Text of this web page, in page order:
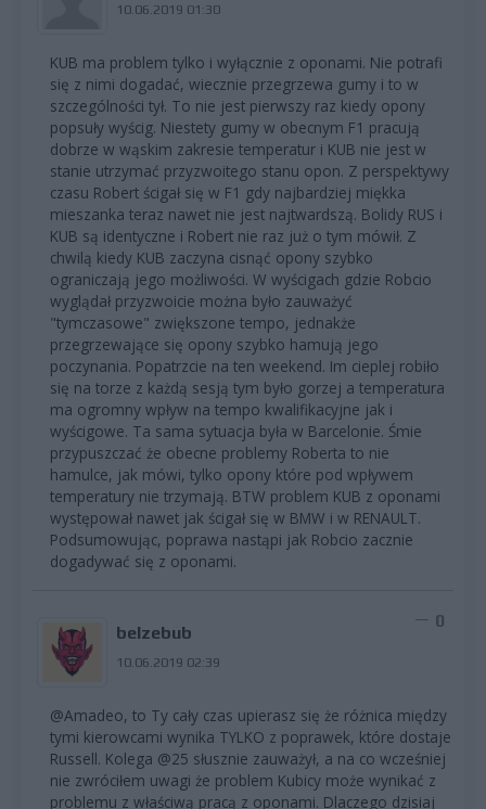
10.06.2019 01:30
KUB ma problem tylko i wyłącznie z oponami. Nie potrafi
się z nimi dogadać, wiecznie przegrzewa gumy i to w
szczególności tył. To nie jest pierwszy raz kiedy opony
popsuły wyścig. Niestety gumy w obecnym F1 pracują
dobrze w wąskim zakresie temperatur i KUB nie jest w
stanie utrzymać przyzwoitego stanu opon. Z perspektywy
czasu Robert ścigał się w F1 gdy najbardziej miękka
mieszanka teraz nawet nie jest najtwardszą. Bolidy RUS i
KUB są identyczne i Robert nie raz już o tym mówił. Z
chwilą kiedy KUB zaczyna cisnąć opony szybko
ograniczają jego możliwości. W wyścigach gdzie Robcio
wyglądał przyzwoicie można było zauważyć
"tymczasowe" zwiększone tempo, jednakże
przegrzewające się opony szybko hamują jego
poczynania. Popatrzcie na ten weekend. Im cieplej robiło
się na torze z każdą sesją tym było gorzej a temperatura
ma ogromny wpływ na tempo kwalifikacyjne jak i
wyścigowe. Ta sama sytuacja była w Barcelonie. Śmie
przypuszczać że obecne problemy Roberta to nie
hamulce, jak mówi, tylko opony które pod wpływem
temperatury nie trzymają. BTW problem KUB z oponami
występował nawet jak ścigał się w BMW i w RENAULT.
Podsumowując, poprawa nastąpi jak Robcio zacznie
dogadywać się z oponami.
belzebub
10.06.2019 02:39
0
@Amadeo, to Ty cały czas upierasz się że różnica między
tymi kierowcami wynika TYLKO z poprawek, które dostaje
Russell. Kolega @25 słusznie zauważył, a na co wcześniej
nie zwróciłem uwagi że problem Kubicy może wynikać z
problemu z właściwą pracą z oponami. Dlaczego dzisiaj